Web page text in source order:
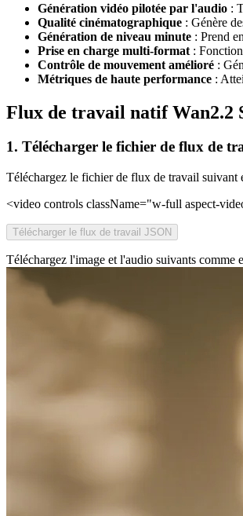
Génération vidéo pilotée par l'audio :
Qualité cinématographique : Génère
Génération de niveau minute : Prend
Prise en charge multi-format :
Contrôle de mouvement amélioré :
Métriques de haute performance :
Flux de travail natif Wan2.2
1. Télécharger le fichier de flux de
Téléchargez le fichier de flux de travail
<video controls className="w-full aspect-
Télécharger le flux de travail JSON
Téléchargez l'image et l'audio suivants comme